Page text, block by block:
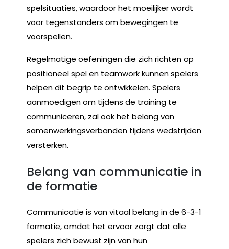
spelsituaties, waardoor het moeilijker wordt
voor tegenstanders om bewegingen te
voorspellen.
Regelmatige oefeningen die zich richten op
positioneel spel en teamwork kunnen spelers
helpen dit begrip te ontwikkelen. Spelers
aanmoedigen om tijdens de training te
communiceren, zal ook het belang van
samenwerkingsverbanden tijdens wedstrijden
versterken.
Belang van communicatie in
de formatie
Communicatie is van vitaal belang in de 6-3-1
formatie, omdat het ervoor zorgt dat alle
spelers zich bewust zijn van hun